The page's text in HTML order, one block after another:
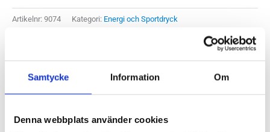
Samtycke Information Om
Denna webbplats använder cookies
14
Artikelnr: 9074 Kategori: Energi och Sportdryck
Saldo weblager. För aktuellt butikssaldo, kontakta din närmstabutik
Produktegenskaper
14 påsar av Maurten Drink Mix 320 i en färdig box. Varje påse